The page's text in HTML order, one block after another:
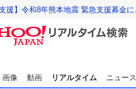
支援】令和8年熊本地震 緊急支援募金
画像 動画 リアルタイム ニュース